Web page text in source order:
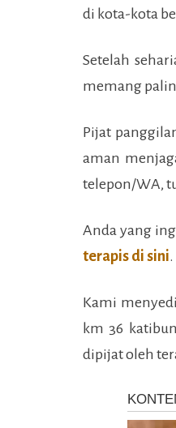
di kota-kota
Setelah
memang
Pijat
aman
telepon/WA,
Anda yang
terapis di sini.
Kami
km 36
dipijat oleh